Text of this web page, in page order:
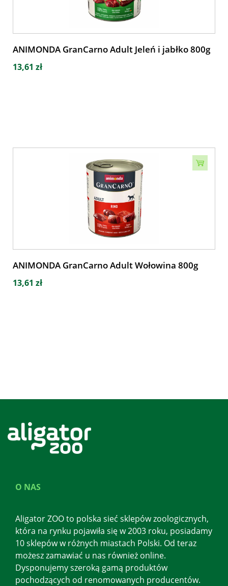
ANIMONDA GranCarno Adult Jeleń i jabłko 800g
13,61 zł
ANIMONDA GranCarno Adult Wołowina 800g
13,61 zł
O NAS
Aligator ZOO to polska sieć sklepów zoologicznych,
która na rynku pojawiła się w 2003 roku, posiadamy
10 sklepów w różnych miastach Polski. Od teraz
możesz zamawiać u nas również online.
Dysponujemy szeroką gamą produktów
pochodzących od renomowanych producentów.